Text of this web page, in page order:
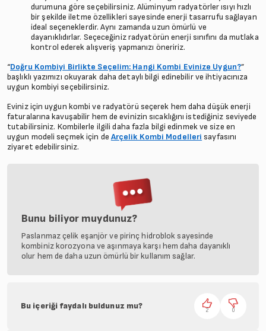
durumuna göre seçebilirsiniz. Alüminyum radyatörler ısıyı hızlı
bir şekilde iletme özellikleri sayesinde enerji tasarrufu sağlayan
ideal seçeneklerdir. Aynı zamanda uzun ömürlü ve
dayanıklıdırlar. Seçeceğiniz radyatörün enerji sınıfını da mutlaka
kontrol ederek alışveriş yapmanızı öneririz.
“Doğru Kombiyi Birlikte Seçelim: Hangi Kombi Evinize Uygun?”
başlıklı yazımızı okuyarak daha detaylı bilgi edinebilir ve ihtiyacınıza
uygun kombiyi seçebilirsiniz.
Eviniz için uygun kombi ve radyatörü seçerek hem daha düşük enerji
faturalarına kavuşabilir hem de evinizin sıcaklığını istediğiniz seviyede
tutabilirsiniz. Kombilerle ilgili daha fazla bilgi edinmek ve size en
uygun modeli seçmek için de Arçelik Kombi Modelleri sayfasını
ziyaret edebilirsiniz.
Bunu biliyor muydunuz?
Paslanmaz çelik eşanjör ve pirinç hidroblok sayesinde
kombiniz korozyona ve aşınmaya karşı hem daha dayanıklı
olur hem de daha uzun ömürlü bir kullanım sağlar.
Bu içeriği faydalı buldunuz mu? 2 0